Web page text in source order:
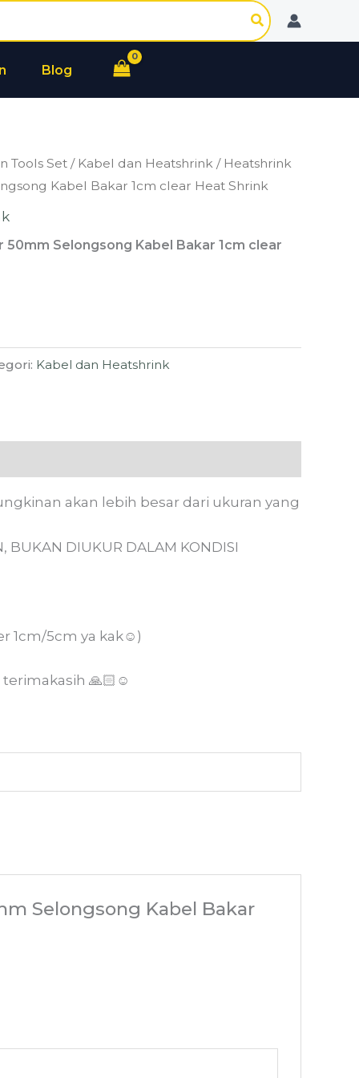
Blog
Tools Set / Kabel dan Heatshrink / Heatshrink
Kabel Bakar 1cm clear Heat Shrink
Selongsong Kabel Bakar 1cm clear
Kabel dan Heatshrink
akan lebih besar dari ukuran yang
BUKAN DIUKUR DALAM KONDISI
1cm/5cm ya kak☺️)
🙏🏻☺️
Selongsong Kabel Bakar